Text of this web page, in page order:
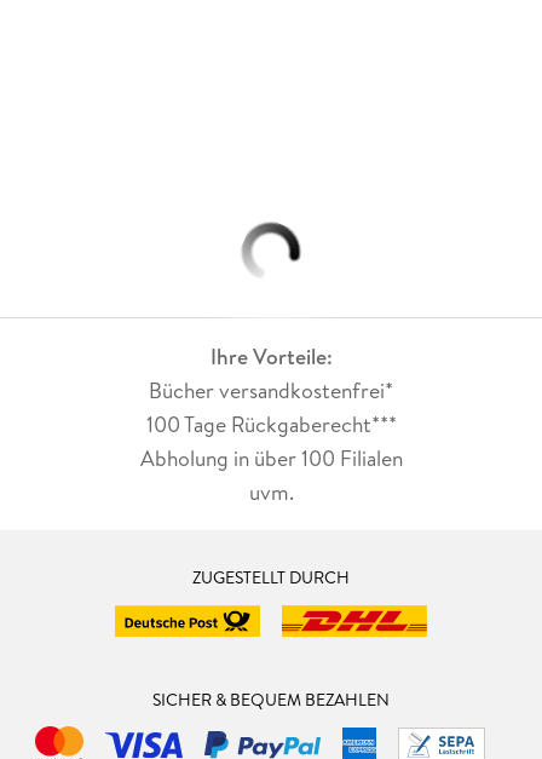
Ihre Vorteile:
Bücher versandkostenfrei*
100 Tage Rückgaberecht***
Abholung in über 100 Filialen
uvm.
ZUGESTELLT DURCH
SICHER & BEQUEM BEZAHLEN